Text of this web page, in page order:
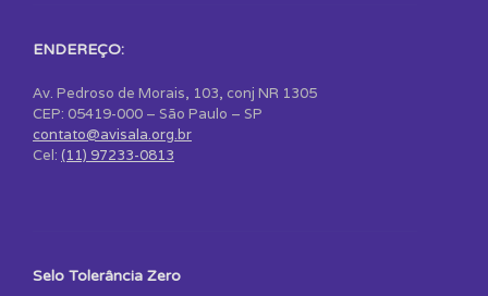
ENDEREÇO:
Av. Pedroso de Morais, 103, conj NR 1305
CEP: 05419-000 – São Paulo – SP
contato@avisala.org.br
Cel: (11) 97233-0813
Selo Tolerância Zero